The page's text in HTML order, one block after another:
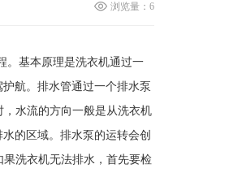
浏览量：6
。基本原理是洗衣机通过一
航。排水管通过一个排水泵
水流的方向一般是从洗衣机
的区域。排水泵的运转会创
洗衣机无法排水，首先要检